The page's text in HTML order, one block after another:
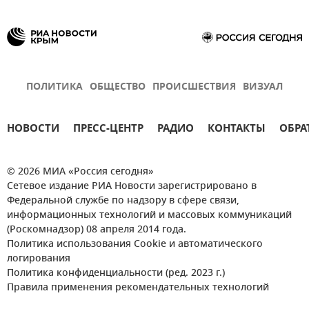
ПОЛИТИКА ОБЩЕСТВО ПРОИСШЕСТВИЯ ВИЗУАЛ
НОВОСТИ ПРЕСС-ЦЕНТР РАДИО КОНТАКТЫ
© 2026 МИА «Россия сегодня»
Сетевое издание РИА Новости зарегистрировано в
Федеральной службе по надзору в сфере связи,
информационных технологий и массовых коммуникаций
(Роскомнадзор) 08 апреля 2014 года.
Политика использования Cookie и автоматического
логирования
Политика конфиденциальности (ред. 2023 г.)
Правила применения рекомендательных технологий